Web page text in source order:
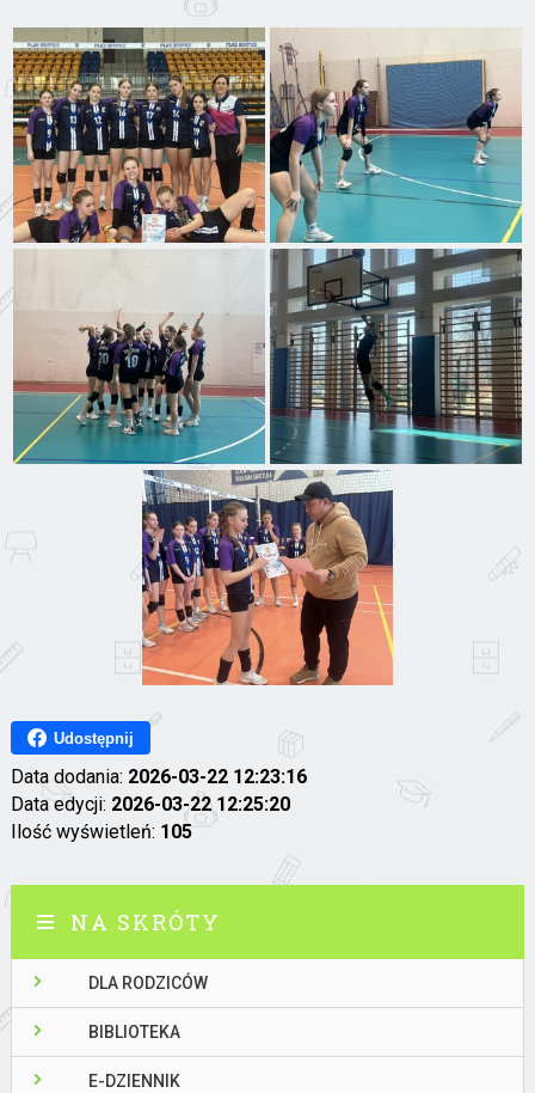
Udostępnij
Data dodania: 2026-03-22 12:23:16
Data edycji: 2026-03-22 12:25:20
Ilość wyświetleń: 105
NA SKRÓTY
DLA RODZICÓW
BIBLIOTEKA
E-DZIENNIK